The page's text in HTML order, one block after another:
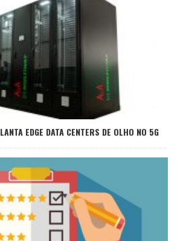
EDGE DATA CENTERS DE OLHO NO 5G